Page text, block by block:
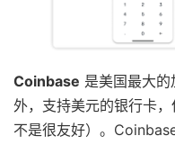
Coinbase 是美国最大
外，支持美元的银行卡
不是很友好）。